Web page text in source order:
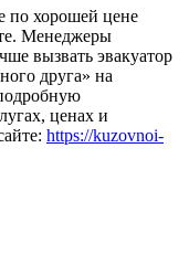
по хорошей цене
Менеджеры
вызвать эвакуатор
друга» на
ценах и
https://kuzovnoi-